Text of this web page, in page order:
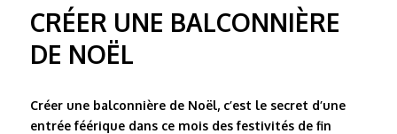
CRÉER UNE BALCONNIÈRE
DE NOËL
Créer une balconnière de Noël, c’est le secret d’une
entrée féérique dans ce mois des festivités de fin